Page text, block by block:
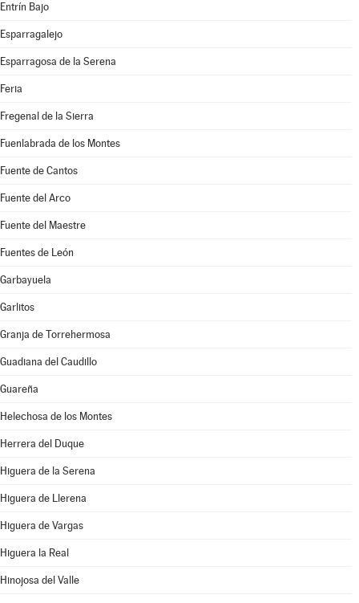
Entrín Bajo
Esparragalejo
Esparragosa de la Serena
Feria
Fregenal de la Sierra
Fuenlabrada de los Montes
Fuente de Cantos
Fuente del Arco
Fuente del Maestre
Fuentes de León
Garbayuela
Garlitos
Granja de Torrehermosa
Guadiana del Caudillo
Guareña
Helechosa de los Montes
Herrera del Duque
Higuera de la Serena
Higuera de Llerena
Higuera de Vargas
Higuera la Real
Hinojosa del Valle